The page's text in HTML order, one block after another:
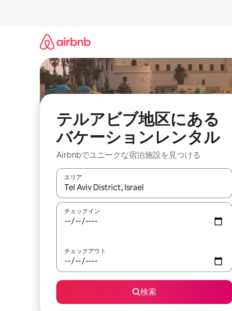
テルアビブ地区にある
バケーションレンタル
Airbnbでユニークな宿泊施設を見つける
エリア
検索結果が表示されたら、上下の矢印キーを使って
チェックイン
チェックアウト
検索